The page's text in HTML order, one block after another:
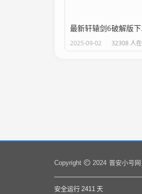
最新轩
2025-09-02 32308 人
Copyright 2024 晋安小号网
安全运行 2411 天